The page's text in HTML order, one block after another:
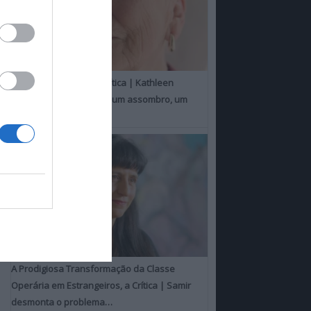
Um Toque Familiar, a Crítica | Kathleen
Chalfant é um espanto, um assombro, um
A Prodigiosa Transformação da Classe
Operária em Estrangeiros, a Crítica | Samir
desmonta o problema…